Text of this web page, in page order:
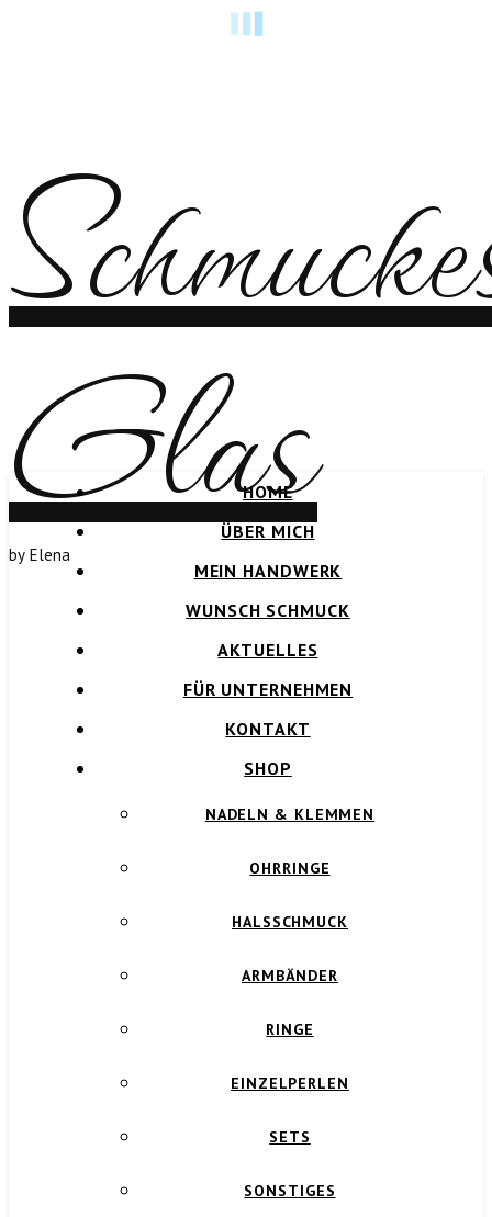
Glas
by Elena
HOME
ÜBER MICH
MEIN HANDWERK
WUNSCH SCHMUCK
AKTUELLES
FÜR UNTERNEHMEN
KONTAKT
SHOP
NADELN & KLEMMEN
OHRRINGE
HALSSCHMUCK
ARMBÄNDER
RINGE
EINZELPERLEN
SETS
SONSTIGES